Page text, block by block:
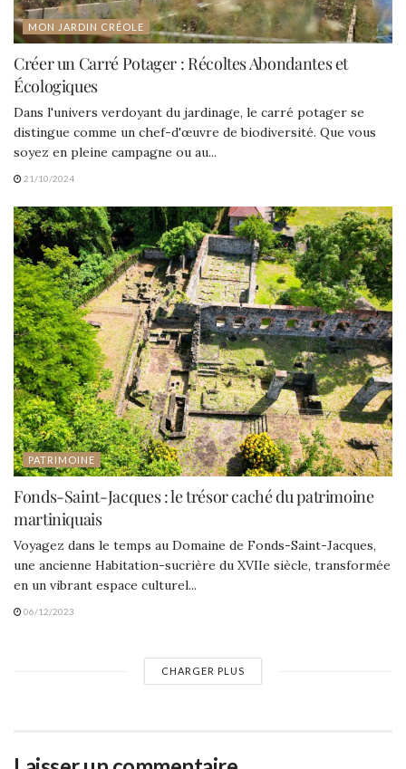
MON JARDIN CRÉOLE
Créer un Carré Potager : Récoltes Abondantes et
Écologiques
Dans l'univers verdoyant du jardinage, le carré potager se
distingue comme un chef-d'œuvre de biodiversité. Que vous
soyez en pleine campagne ou au...
21/10/2024
PATRIMOINE
Fonds-Saint-Jacques : le trésor caché du patrimoine
martiniquais
Voyagez dans le temps au Domaine de Fonds-Saint-Jacques,
une ancienne Habitation-sucrière du XVIIe siècle, transformée
en un vibrant espace culturel...
06/12/2023
CHARGER PLUS